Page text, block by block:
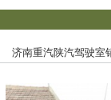
济南重汽陕汽驾驶室